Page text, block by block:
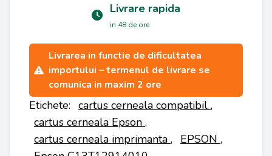
Livrare rapida
in 48 de ore
Livrarea in functie de dificultatea
importului – termenul de livrare se
comunica in maxim 2 ore
Etichete: cartus cerneala compatibil ,
cartus cerneala Epson ,
cartus cerneala imprimanta , EPSON ,